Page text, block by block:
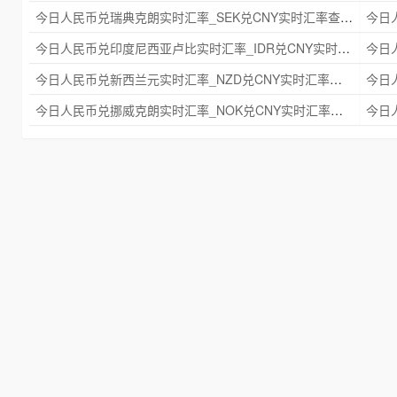
今日人民币兑瑞典克朗实时汇率_SEK兑CNY实时汇率查询 2025年09月21日
今日人民币兑印度尼西亚卢比实时汇率_IDR兑CNY实时汇率查询 2025年09月21日
今日人民币兑新西兰元实时汇率_NZD兑CNY实时汇率查询 2025年09月21日
今日人民币兑挪威克朗实时汇率_NOK兑CNY实时汇率查询 2025年09月21日